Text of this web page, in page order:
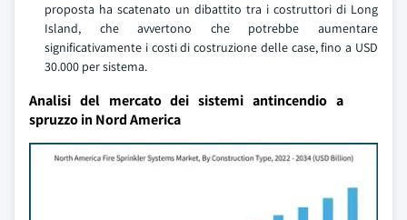
proposta ha scatenato un dibattito tra i costruttori di Long
Island, che avvertono che potrebbe aumentare
significativamente i costi di costruzione delle case, fino a USD
30.000 per sistema.
Analisi del mercato dei sistemi antincendio a
spruzzo in Nord America